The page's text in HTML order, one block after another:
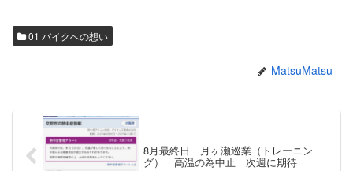
01 バイクへの想い
MatsuMatsu
8月最終日 月ヶ瀬巡業（トレーニン
グ） 高温の為中止 次週に期待